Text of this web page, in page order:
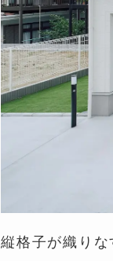
縦格子が織り